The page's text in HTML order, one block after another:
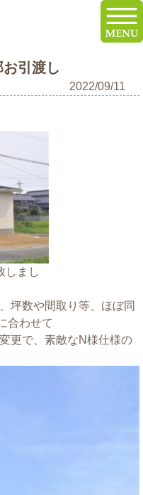
引渡し
2022/09/11
しまし
坪数や間取り等、ほぼ同
合わせて
更で、素敵なN様仕様の